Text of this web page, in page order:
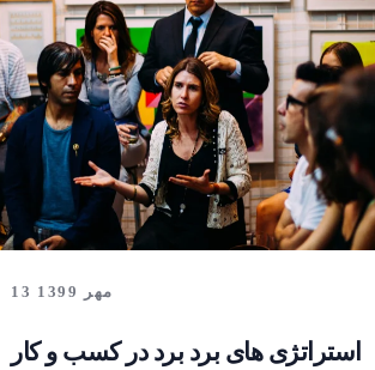
13 مهر 1399
استراتژی های برد برد در کسب و کار